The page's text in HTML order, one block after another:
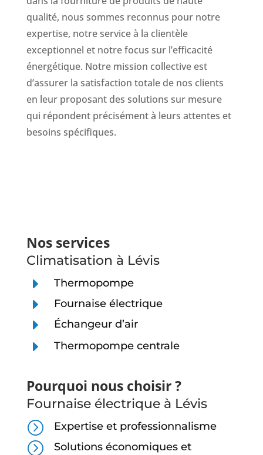
qualité, nous sommes reconnus pour notre
expertise, notre service à la clientèle
exceptionnel et notre focus sur l’efficacité
énergétique. Notre mission collective est
d’assurer la satisfaction totale de nos clients
en leur proposant des solutions sur mesure
qui répondent précisément à leurs attentes et
besoins spécifiques.
Nos services
Climatisation à Lévis
E Thermopompe
E Fournaise électrique
E Échangeur d’air
E Thermopompe centrale
Pourquoi nous choisir ?
Fournaise électrique à Lévis
= Expertise et professionnalisme
= Solutions économiques et